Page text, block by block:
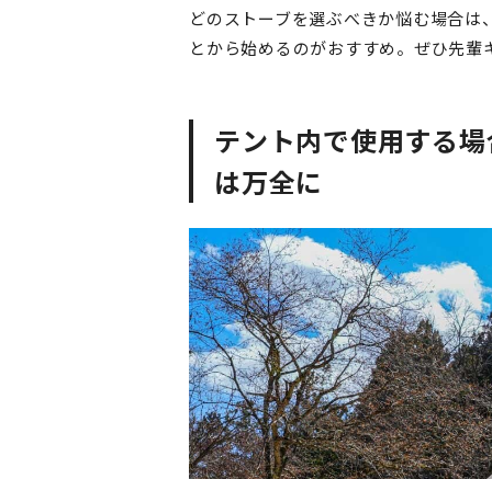
どのストーブを選ぶべきか悩む場合
とから始めるのがおすすめ。ぜひ先
テント内で使用する
は万全に